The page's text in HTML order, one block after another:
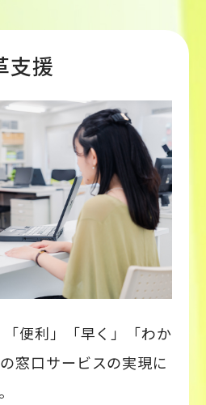
支援
便利」「早く」「わか
窓口サービスの実現に